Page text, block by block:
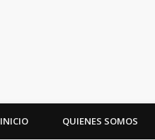
INICIO QUIENES SOMOS